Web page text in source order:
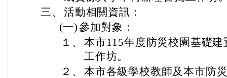
三、 活動相關資訊：
(一)參加對象：
１、 本市115年度防災校園基礎
工作坊。
２、 本市各級學校教師及本市防